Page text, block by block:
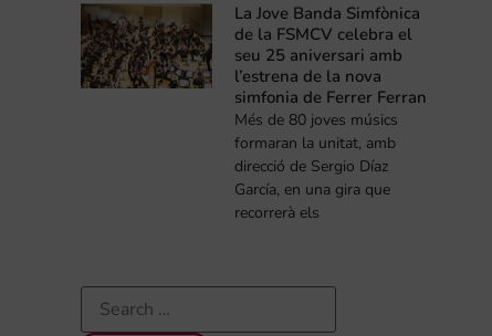
La Jove Banda Simfònica
de la FSMCV celebra el
seu 25 aniversari amb
l’estrena de la nova
simfonia de Ferrer Ferran
Més de 80 joves músics
formaran la unitat, amb
direcció de Sergio Díaz
García, en una gira que
recorrerà els